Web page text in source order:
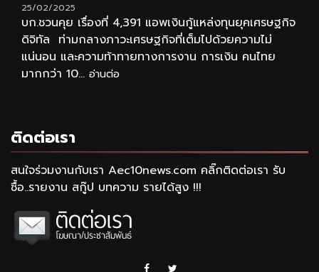
25/02/2025
บก.ชวนคุย เรื่องที่ 4,391 แอพเงินกู้แหล่งทุนยุคเศรษฐกิจ
ดิจิทัล ท่ามกลางภาวะเศรษฐกิจที่เต็มไปด้วยความไม่
แน่นอน และความท้าทายทางการงาน การเงิน คนไทย
มากกว่า 10... อ่านต่อ
ติดต่อเรา
สนใจร่วมงานกับเรา Aec10news.com คลิ๊กติดต่อเรา รับ
ซื้อ..รายงาน สกู๊ป บทความ รายได้สูง !!!
Facebook
Twitter